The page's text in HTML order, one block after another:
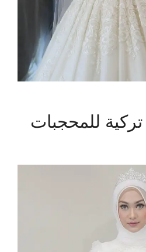
للمحجبات